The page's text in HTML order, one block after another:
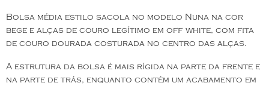
Bolsa média estilo sacola no modelo Nuna na cor
bege e alças de couro legítimo em off white, com fita
de couro dourada costurada no centro das alças.
A estrutura da bolsa é mais rígida na parte da frente e
na parte de trás, enquanto contém um acabamento em